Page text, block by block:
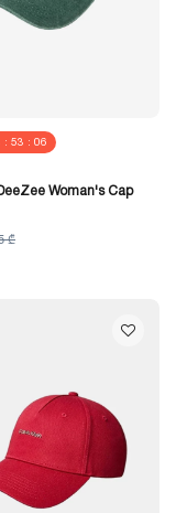
: 53 : 05
Woman's Cap
₾